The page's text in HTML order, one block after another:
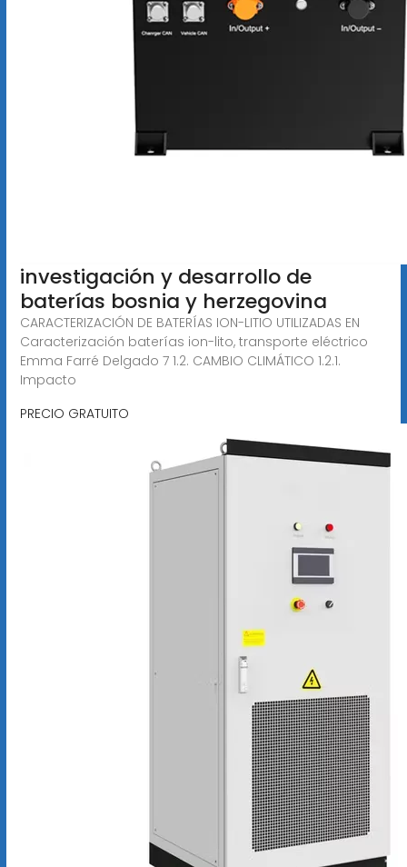
investigación y desarrollo de
baterías bosnia y herzegovina
CARACTERIZACIÓN DE BATERÍAS ION-LITIO UTILIZADAS EN
Caracterización baterías ion-lito, transporte eléctrico
Emma Farré Delgado 7 1.2. CAMBIO CLIMÁTICO 1.2.1.
Impacto
PRECIO GRATUITO